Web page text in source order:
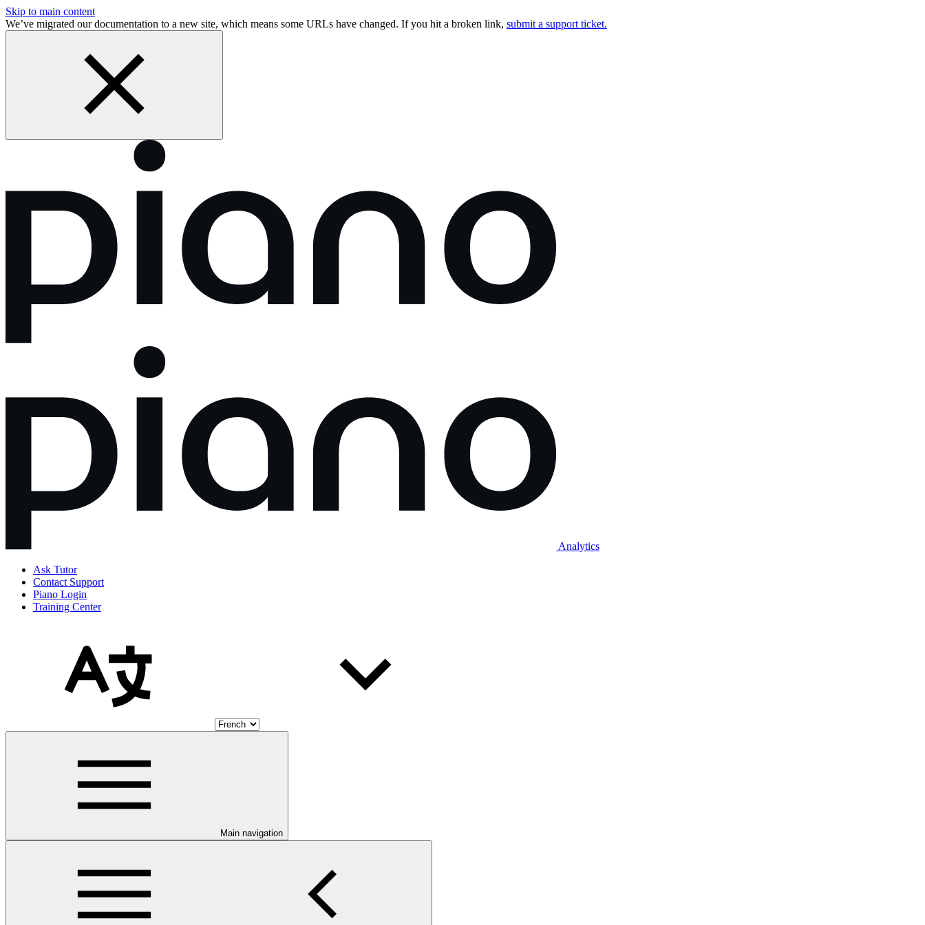
Skip to main content
We’ve migrated our documentation to a new site, which means some URLs have changed. If you hit a broken link, submit a support ticket.
Analytics
Ask Tutor
Contact Support
Piano Login
Training Center
Main navigation